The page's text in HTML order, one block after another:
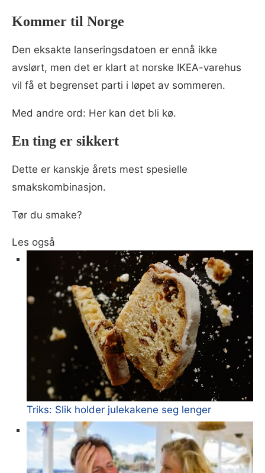
Kommer til Norge
Den eksakte lanseringsdatoen er ennå ikke
avslørt, men det er klart at norske IKEA-varehus
vil få et begrenset parti i løpet av sommeren.
Med andre ord: Her kan det bli kø.
En ting er sikkert
Dette er kanskje årets mest spesielle
smakskombinasjon.
Tør du smake?
Les også
Triks: Slik holder julekakene seg lenger